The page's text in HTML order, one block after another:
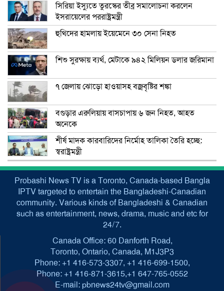
সিরিয়া ইস্যুতে তুরস্কের তীব্র সমালোচনা করলেন
ইসরায়েলের পররাষ্ট্রমন্ত্রী
হুথিদের হামলায় ইয়েমেনে ৩০ সেনা নিহত
শিশু সুরক্ষায় ব্যর্থ, মেটাকে ৯৪২ মিলিয়ন ডলার জরিমানা
৭ জেলায় ঝোড়ো হাওয়াসহ বজ্রবৃষ্টির শঙ্কা
বগুড়ার এরুলিয়ায় বাসচাপায় ৬ জন নিহত, আহত
অনেকে
শীর্ষ মাদক কারবারিদের নির্মোহ তালিকা তৈরি হচ্ছে:
স্বরাষ্ট্রমন্ত্রী
Probashi News TV is a Toronto, Canada-based Bangla
IPTV targeted to entertain the Bangladeshi-Canadian
community. Various kinds of Bangladeshi & Canadian
such as entertainment, news, drama, music and etc for
24/7.
Canada Office: 60 Danforth Road,
Toronto, Ontario, Canada, M1J3P3
Phone: +1 416-573-3307, +1 416-699-1500,
Phone: +1 416-871-3615,+1 647-765-0552
E-mail: pbnews24tv@gmail.com